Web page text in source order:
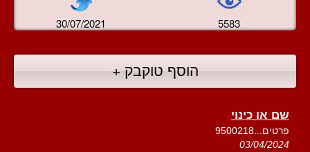
30/07/2021 5583
הוסף טוקבק +
שם או כינוי
פרטים...9500218
03/04/2024